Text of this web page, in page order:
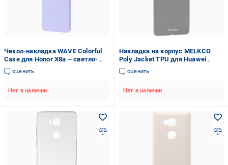
Чехол-накладка WAVE Colorful
Case для Honor X8a – светло-
фиолетовый
оценить
Нет в наличии
Накладка на корпус MELKCO
Poly Jacket TPU для Huawei
Honor 5X (GR5)
(HWHO5XTULT2BKMT)
оценить
Нет в наличии